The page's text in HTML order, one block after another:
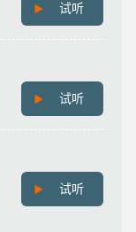
试听
试听
试听